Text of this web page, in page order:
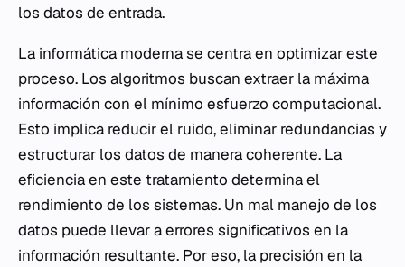
los datos de entrada.
La informática moderna se centra en optimizar este
proceso. Los algoritmos buscan extraer la máxima
información con el mínimo esfuerzo computacional.
Esto implica reducir el ruido, eliminar redundancias y
estructurar los datos de manera coherente. La
eficiencia en este tratamiento determina el
rendimiento de los sistemas. Un mal manejo de los
datos puede llevar a errores significativos en la
información resultante. Por eso, la precisión en la